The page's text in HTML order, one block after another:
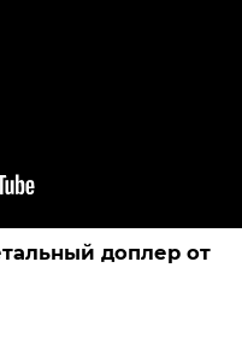
доплер от